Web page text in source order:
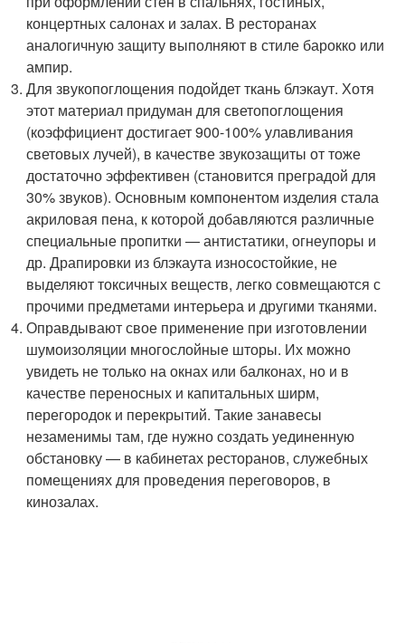
концертных салонах и залах. В ресторанах
аналогичную защиту выполняют в стиле барокко или
ампир.
Для звукопоглощения подойдет ткань блэкаут. Хотя
этот материал придуман для светопоглощения
(коэффициент достигает 900-100% улавливания
световых лучей), в качестве звукозащиты от тоже
достаточно эффективен (становится преградой для
30% звуков). Основным компонентом изделия стала
акриловая пена, к которой добавляются различные
специальные пропитки — антистатики, огнеупоры и
др. Драпировки из блэкаута износостойкие, не
выделяют токсичных веществ, легко совмещаются с
прочими предметами интерьера и другими тканями.
Оправдывают свое применение при изготовлении
шумоизоляции многослойные шторы. Их можно
увидеть не только на окнах или балконах, но и в
качестве переносных и капитальных ширм,
перегородок и перекрытий. Такие занавесы
незаменимы там, где нужно создать уединенную
обстановку — в кабинетах ресторанов, служебных
помещениях для проведения переговоров, в
кинозалах.